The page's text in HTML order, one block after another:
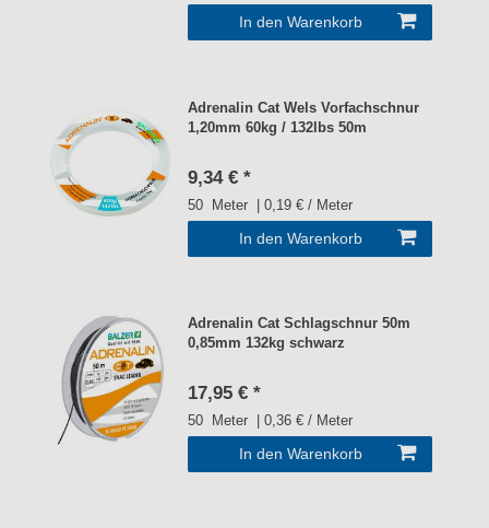
In den Warenkorb
Adrenalin Cat Wels Vorfachschnur
1,20mm 60kg / 132lbs 50m
9,34 € *
50 Meter | 0,19 € / Meter
In den Warenkorb
Adrenalin Cat Schlagschnur 50m
0,85mm 132kg schwarz
17,95 € *
50 Meter | 0,36 € / Meter
In den Warenkorb